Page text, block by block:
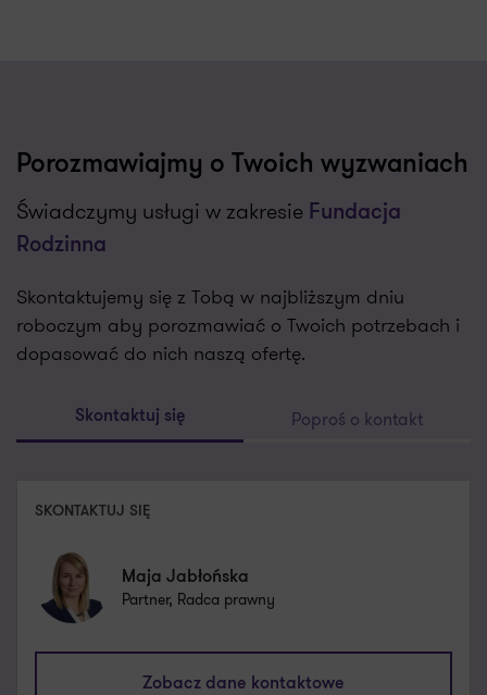
Porozmawiajmy o Twoich wyzwaniach
Świadczymy usługi w zakresie Fundacja
Rodzinna
Skontaktujemy się z Tobą w najbliższym dniu
roboczym aby porozmawiać o Twoich potrzebach i
dopasować do nich naszą ofertę.
Skontaktuj się Poproś o kontakt
SKONTAKTUJ SIĘ
Maja Jabłońska
Partner, Radca prawny
Zobacz dane kontaktowe